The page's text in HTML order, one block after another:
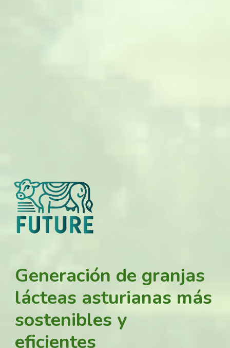
Generación de granjas
lácteas asturianas más
sostenibles y
eficientes